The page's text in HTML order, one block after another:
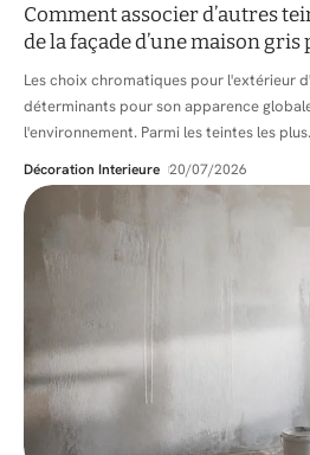
Comment associer d’autres
de la façade d’une maison gris
Les choix chromatiques pour l'extérieur
déterminants pour son apparence
l'environnement. Parmi les teintes les plus
Décoration Interieure 20/07/2026